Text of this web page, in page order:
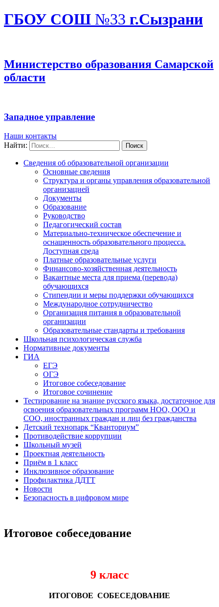
ГБОУ СОШ №33 г.Сызрани
Министерство образования Самарской
области
Западное управление
Наши контакты
Найти:
Сведения об образовательной организации
Основные сведения
Структура и органы управления образовательной
организацией
Документы
Образование
Руководство
Педагогический состав
Материально-техническое обеспечение и
оснащенность образовательного процесса.
Доступная среда
Платные образовательные услуги
Финансово-хозяйственная деятельность
Вакантные места для приема (перевода)
обучающихся
Стипендии и меры поддержки обучающихся
Международное сотрудничество
Организация питания в образовательной
организации
Образовательные стандарты и требования
Школьная психологическая служба
Нормативные документы
ГИА
ЕГЭ
ОГЭ
Итоговое собеседование
Итоговое сочинение
Тестирование на знание русского языка, достаточное для
освоения образовательных программ НОО, ООО и
СОО, иностранных граждан и лиц без гражданства
Детский технопарк “Кванториум”
Противодействие коррупции
Школьный музей
Проектная деятельность
Приём в 1 класс
Инклюзивное образование
Профилактика ДДТТ
Новости
Безопасность в цифровом мире
Итоговое собеседование
9 класс
ИТОГОВОЕ СОБЕСЕДОВАНИЕ